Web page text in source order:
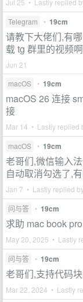
Jul 25 • Lastly replied
Telegram • 19cm
请教下大佬们,有
载 tg 群里的视频
Jun 21
macOS
• 19cm
macOS 26 连接
接
Mar 14 • Lastly replied
macOS • 19cm
老哥们,微信输入
自动取消勾选了,
Jan 7 • Lastly replied
问与答 • 19cm
求助 mac book
May 20, 2025 • Lastly
问与答 • 19cm
老哥们,支持代码
Mar 22, 2024 • Lastly